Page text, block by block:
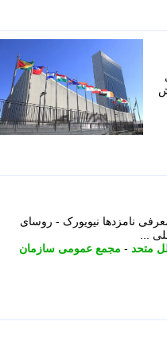
نامزدها نیویورک - روسای
متحد - مجمع عمومی سازمان